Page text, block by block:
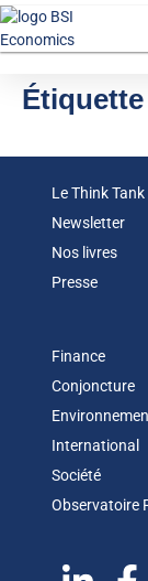
Le Think Tank
Newsletter
Nos livres
Presse
Finance
Conjoncture
International
Société
Observatoire